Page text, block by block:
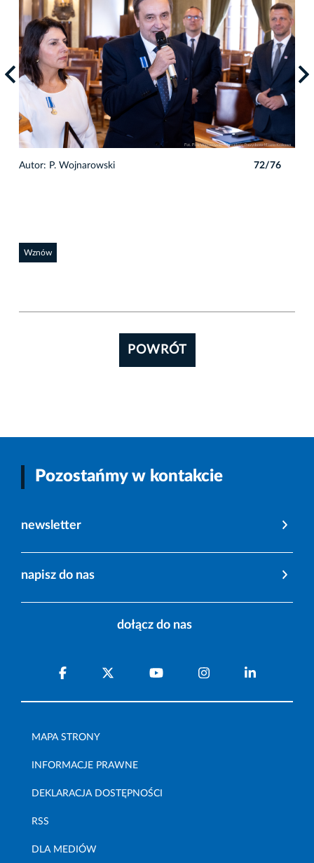
Autor: P. Wojnarowski 72/76
Wznów
POWRÓT
Pozostańmy w kontakcie
newsletter
napisz do nas
dołącz do nas
MAPA STRONY
INFORMACJE PRAWNE
DEKLARACJA DOSTĘPNOŚCI
RSS
DLA MEDIÓW